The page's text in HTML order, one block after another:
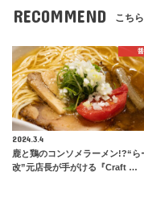
RECOMMEND こち
2024.3.4
鹿と鶏のコンソメラーメン!?“ら
改”元店長が手がける『Craft …